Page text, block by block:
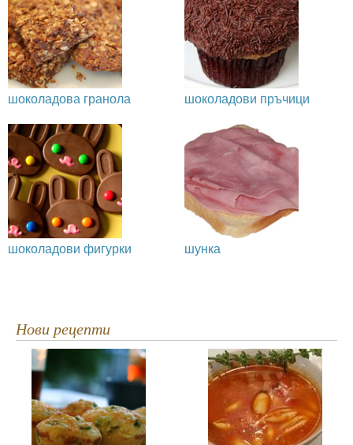
шоколадова гранола шоколадови пръчици
шоколадови фигурки шунка
Нови рецепти